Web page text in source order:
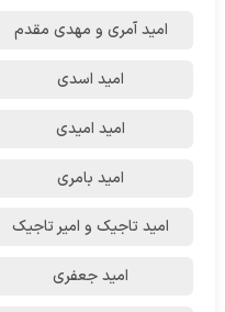
امید آمری و مهدی مقدم
امید اسدی
امید امیدی
امید بامری
امید تاجیک و امیر تاجیک
امید جعفری